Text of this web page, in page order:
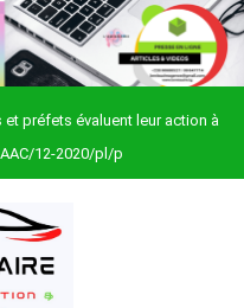
préfets évaluent leur action à
Blitta12-2020/pl/p